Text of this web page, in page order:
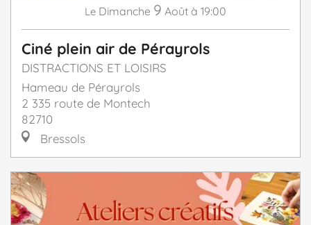
Le Dimanche 9 Août à 19:00
Ciné plein air de Pérayrols
DISTRACTIONS ET LOISIRS
Hameau de Pérayrols
2 335 route de Montech
82710
Bressols